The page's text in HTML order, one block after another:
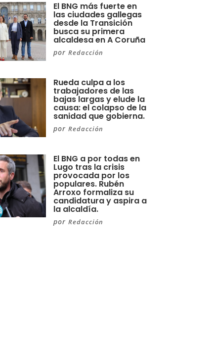
El BNG más fuerte en
las ciudades gallegas
desde la Transición
busca su primera
alcaldesa en A Coruña
porRedacción
Rueda culpa a los
trabajadores de las
bajas largas y elude la
causa: el colapso de la
sanidad que gobierna.
porRedacción
El BNG a por todas en
Lugo tras la crisis
provocada por los
populares. Rubén
Arroxo formaliza su
candidatura y aspira a
la alcaldía.
porRedacción